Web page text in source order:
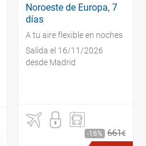
Noroeste de Europa, 7
días
A tu aire flexible en noches
Salida el 16/11/2026
desde Madrid
16 661€